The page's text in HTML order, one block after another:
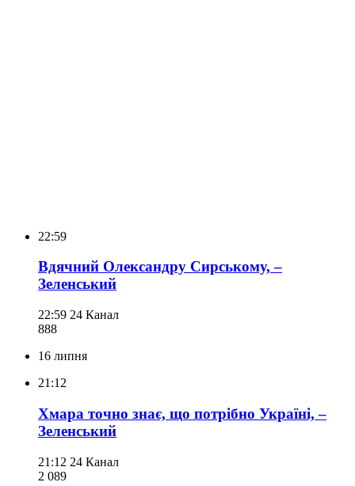
22:59
Вдячний Олександру Сирському, –
Зеленський
22:59 24 Канал
888
16 липня
21:12
Хмара точно знає, що потрібно Україні, –
Зеленський
21:12 24 Канал
2 089